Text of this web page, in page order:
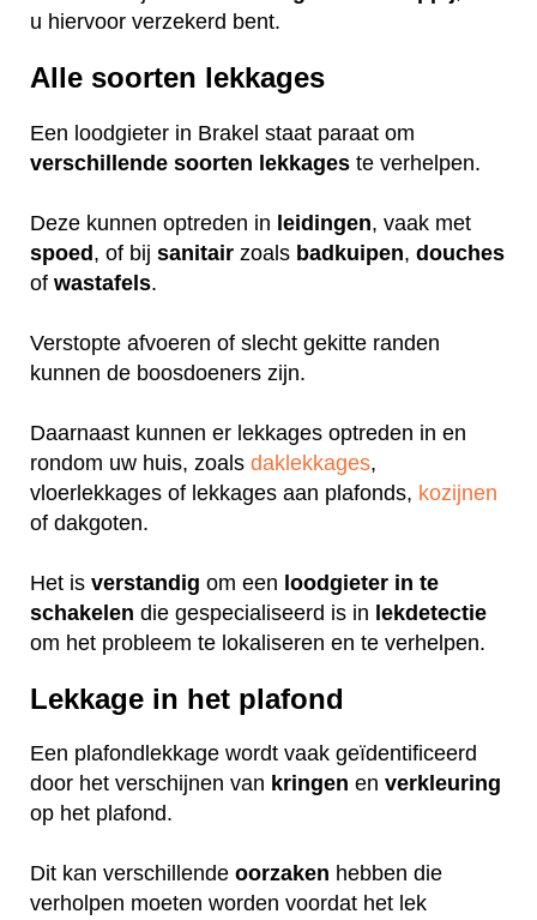
u hiervoor verzekerd bent.
Alle soorten lekkages
Een loodgieter in Brakel staat paraat om
verschillende soorten lekkages te verhelpen.
Deze kunnen optreden in leidingen, vaak met
spoed, of bij sanitair zoals badkuipen, douches
of wastafels.
Verstopte afvoeren of slecht gekitte randen
kunnen de boosdoeners zijn.
Daarnaast kunnen er lekkages optreden in en
rondom uw huis, zoals daklekkages,
vloerlekkages of lekkages aan plafonds, kozijnen
of dakgoten.
Het is verstandig om een loodgieter in te
schakelen die gespecialiseerd is in lekdetectie
om het probleem te lokaliseren en te verhelpen.
Lekkage in het plafond
Een plafondlekkage wordt vaak geïdentificeerd
door het verschijnen van kringen en verkleuring
op het plafond.
Dit kan verschillende oorzaken hebben die
verholpen moeten worden voordat het lek